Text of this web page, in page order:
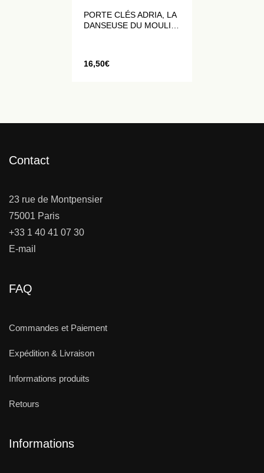
PORTE CLÉS ADRIA, LA
DANSEUSE DU MOULIN
16,50€
Contact
23 rue de Montpensier
75001 Paris
+33 1 40 41 07 30
E-mail
FAQ
Commandes et Paiement
Expédition & Livraison
Informations produits
Retours
Informations